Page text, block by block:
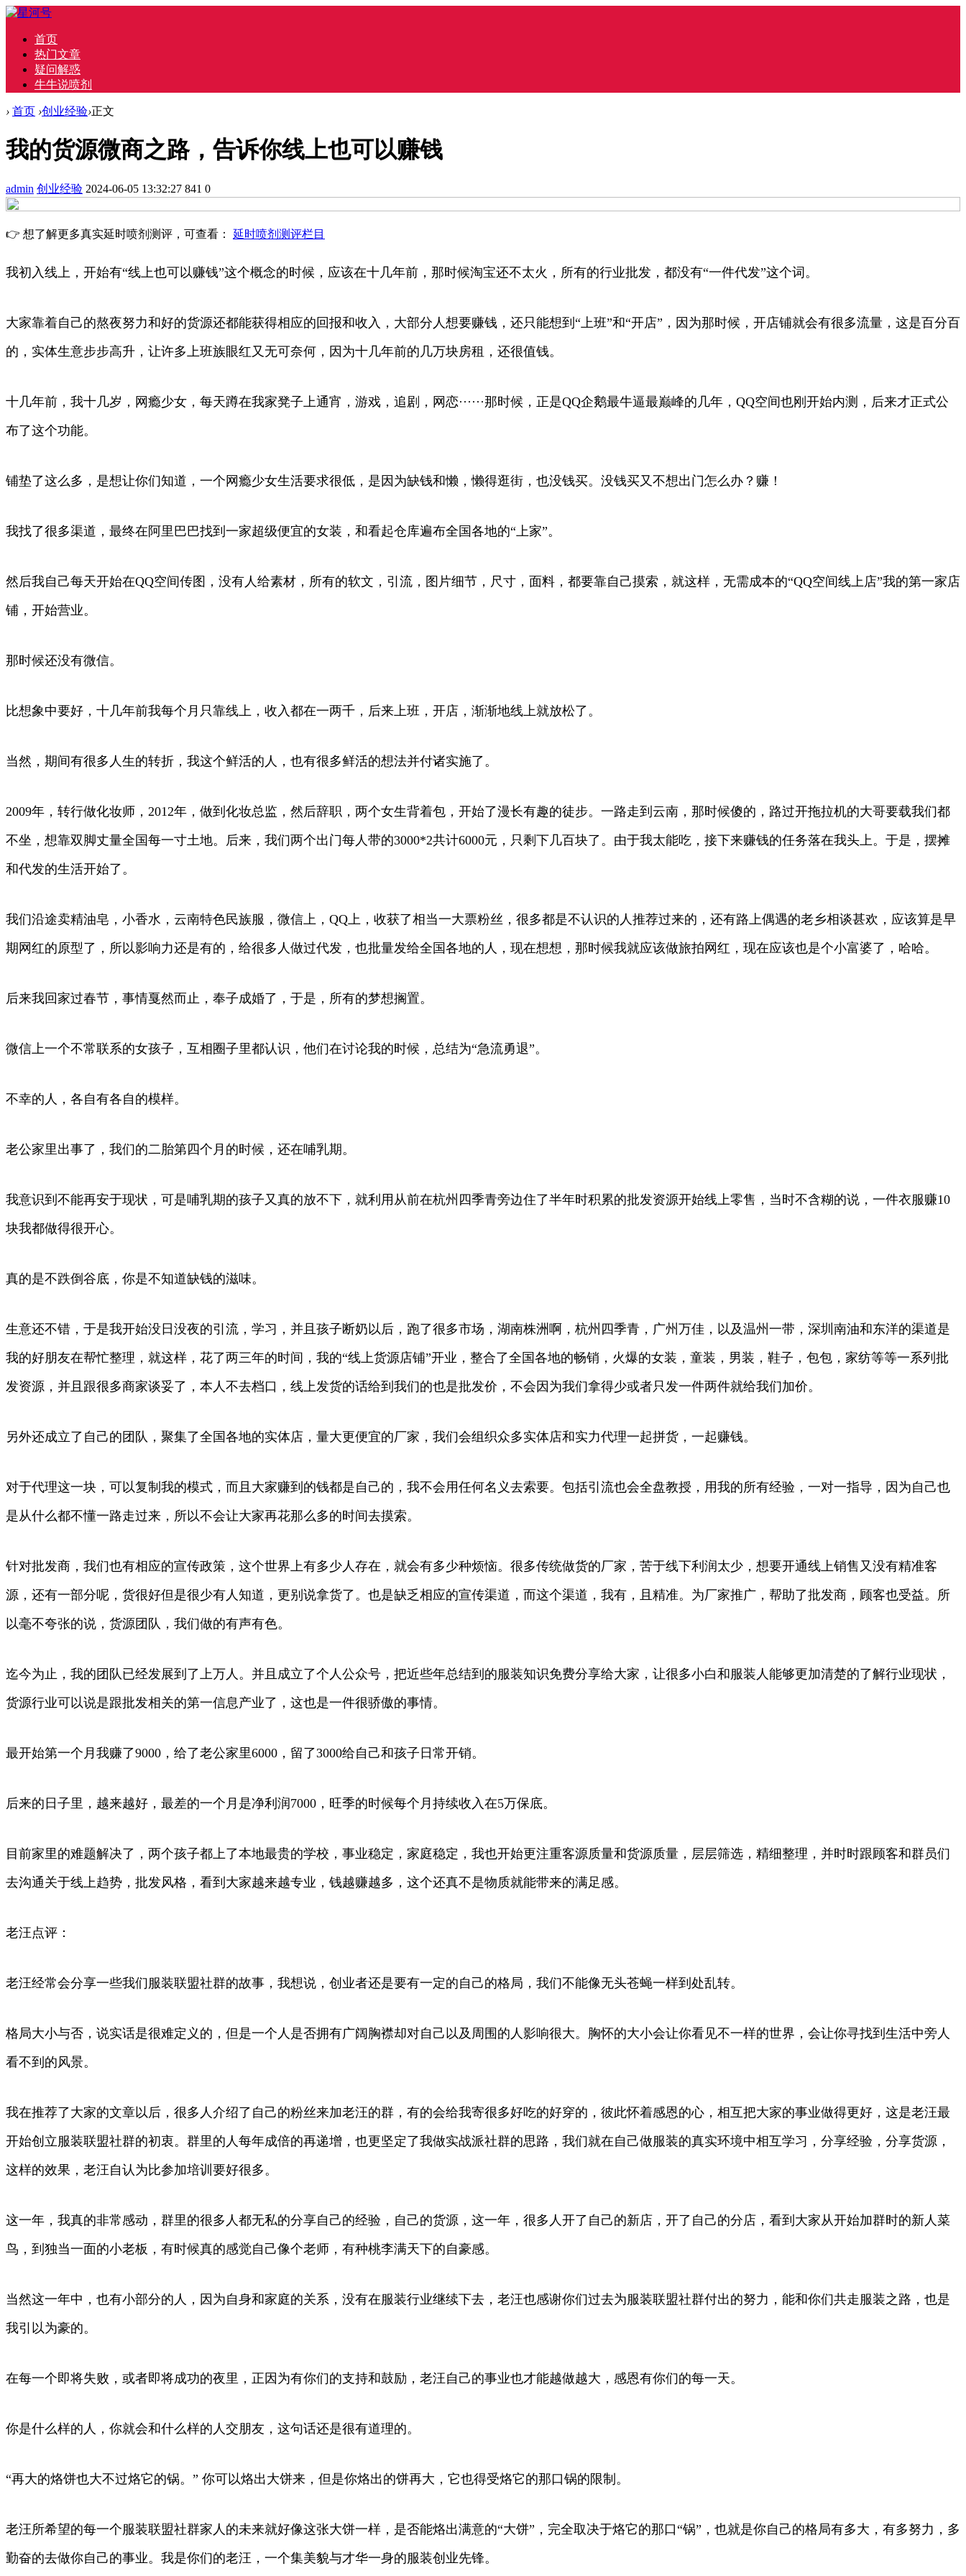
首页
热门文章
疑问解惑
牛牛说喷剂
› 首页 ›创业经验›正文
我的货源微商之路，告诉你线上也可以赚钱
admin 创业经验 2024-06-05 13:32:27 841 0
👉 想了解更多真实延时喷剂测评，可查看： 延时喷剂测评栏目
我初入线上，开始有“线上也可以赚钱”这个概念的时候，应该在十几年前，那时候淘宝还不太火，所有的行业批发，都没有“一件代发”这个词。
大家靠着自己的熬夜努力和好的货源还都能获得相应的回报和收入，大部分人想要赚钱，还只能想到“上班”和“开店”，因为那时候，开店铺就会有很多流量，这是百分百
的，实体生意步步高升，让许多上班族眼红又无可奈何，因为十几年前的几万块房租，还很值钱。
十几年前，我十几岁，网瘾少女，每天蹲在我家凳子上通宵，游戏，追剧，网恋······那时候，正是QQ企鹅最牛逼最巅峰的几年，QQ空间也刚开始内测，后来才正式公
布了这个功能。
铺垫了这么多，是想让你们知道，一个网瘾少女生活要求很低，是因为缺钱和懒，懒得逛街，也没钱买。没钱买又不想出门怎么办？赚！
我找了很多渠道，最终在阿里巴巴找到一家超级便宜的女装，和看起仓库遍布全国各地的“上家”。
然后我自己每天开始在QQ空间传图，没有人给素材，所有的软文，引流，图片细节，尺寸，面料，都要靠自己摸索，就这样，无需成本的“QQ空间线上店”我的第一家店
铺，开始营业。
那时候还没有微信。
比想象中要好，十几年前我每个月只靠线上，收入都在一两千，后来上班，开店，渐渐地线上就放松了。
当然，期间有很多人生的转折，我这个鲜活的人，也有很多鲜活的想法并付诸实施了。
2009年，转行做化妆师，2012年，做到化妆总监，然后辞职，两个女生背着包，开始了漫长有趣的徒步。一路走到云南，那时候傻的，路过开拖拉机的大哥要载我们都
不坐，想靠双脚丈量全国每一寸土地。后来，我们两个出门每人带的3000*2共计6000元，只剩下几百块了。由于我太能吃，接下来赚钱的任务落在我头上。于是，摆摊
和代发的生活开始了。
我们沿途卖精油皂，小香水，云南特色民族服，微信上，QQ上，收获了相当一大票粉丝，很多都是不认识的人推荐过来的，还有路上偶遇的老乡相谈甚欢，应该算是早
期网红的原型了，所以影响力还是有的，给很多人做过代发，也批量发给全国各地的人，现在想想，那时候我就应该做旅拍网红，现在应该也是个小富婆了，哈哈。
后来我回家过春节，事情戛然而止，奉子成婚了，于是，所有的梦想搁置。
微信上一个不常联系的女孩子，互相圈子里都认识，他们在讨论我的时候，总结为“急流勇退”。
不幸的人，各自有各自的模样。
老公家里出事了，我们的二胎第四个月的时候，还在哺乳期。
我意识到不能再安于现状，可是哺乳期的孩子又真的放不下，就利用从前在杭州四季青旁边住了半年时积累的批发资源开始线上零售，当时不含糊的说，一件衣服赚10
块我都做得很开心。
真的是不跌倒谷底，你是不知道缺钱的滋味。
生意还不错，于是我开始没日没夜的引流，学习，并且孩子断奶以后，跑了很多市场，湖南株洲啊，杭州四季青，广州万佳，以及温州一带，深圳南油和东洋的渠道是
我的好朋友在帮忙整理，就这样，花了两三年的时间，我的“线上货源店铺”开业，整合了全国各地的畅销，火爆的女装，童装，男装，鞋子，包包，家纺等等一系列批
发资源，并且跟很多商家谈妥了，本人不去档口，线上发货的话给到我们的也是批发价，不会因为我们拿得少或者只发一件两件就给我们加价。
另外还成立了自己的团队，聚集了全国各地的实体店，量大更便宜的厂家，我们会组织众多实体店和实力代理一起拼货，一起赚钱。
对于代理这一块，可以复制我的模式，而且大家赚到的钱都是自己的，我不会用任何名义去索要。包括引流也会全盘教授，用我的所有经验，一对一指导，因为自己也
是从什么都不懂一路走过来，所以不会让大家再花那么多的时间去摸索。
针对批发商，我们也有相应的宣传政策，这个世界上有多少人存在，就会有多少种烦恼。很多传统做货的厂家，苦于线下利润太少，想要开通线上销售又没有精准客
源，还有一部分呢，货很好但是很少有人知道，更别说拿货了。也是缺乏相应的宣传渠道，而这个渠道，我有，且精准。为厂家推广，帮助了批发商，顾客也受益。所
以毫不夸张的说，货源团队，我们做的有声有色。
迄今为止，我的团队已经发展到了上万人。并且成立了个人公众号，把近些年总结到的服装知识免费分享给大家，让很多小白和服装人能够更加清楚的了解行业现状，
货源行业可以说是跟批发相关的第一信息产业了，这也是一件很骄傲的事情。
最开始第一个月我赚了9000，给了老公家里6000，留了3000给自己和孩子日常开销。
后来的日子里，越来越好，最差的一个月是净利润7000，旺季的时候每个月持续收入在5万保底。
目前家里的难题解决了，两个孩子都上了本地最贵的学校，事业稳定，家庭稳定，我也开始更注重客源质量和货源质量，层层筛选，精细整理，并时时跟顾客和群员们
去沟通关于线上趋势，批发风格，看到大家越来越专业，钱越赚越多，这个还真不是物质就能带来的满足感。
老汪点评：
老汪经常会分享一些我们服装联盟社群的故事，我想说，创业者还是要有一定的自己的格局，我们不能像无头苍蝇一样到处乱转。
格局大小与否，说实话是很难定义的，但是一个人是否拥有广阔胸襟却对自己以及周围的人影响很大。胸怀的大小会让你看见不一样的世界，会让你寻找到生活中旁人
看不到的风景。
我在推荐了大家的文章以后，很多人介绍了自己的粉丝来加老汪的群，有的会给我寄很多好吃的好穿的，彼此怀着感恩的心，相互把大家的事业做得更好，这是老汪最
开始创立服装联盟社群的初衷。群里的人每年成倍的再递增，也更坚定了我做实战派社群的思路，我们就在自己做服装的真实环境中相互学习，分享经验，分享货源，
这样的效果，老汪自认为比参加培训要好很多。
这一年，我真的非常感动，群里的很多人都无私的分享自己的经验，自己的货源，这一年，很多人开了自己的新店，开了自己的分店，看到大家从开始加群时的新人菜
鸟，到独当一面的小老板，有时候真的感觉自己像个老师，有种桃李满天下的自豪感。
当然这一年中，也有小部分的人，因为自身和家庭的关系，没有在服装行业继续下去，老汪也感谢你们过去为服装联盟社群付出的努力，能和你们共走服装之路，也是
我引以为豪的。
在每一个即将失败，或者即将成功的夜里，正因为有你们的支持和鼓励，老汪自己的事业也才能越做越大，感恩有你们的每一天。
你是什么样的人，你就会和什么样的人交朋友，这句话还是很有道理的。
“再大的烙饼也大不过烙它的锅。” 你可以烙出大饼来，但是你烙出的饼再大，它也得受烙它的那口锅的限制。
老汪所希望的每一个服装联盟社群家人的未来就好像这张大饼一样，是否能烙出满意的“大饼”，完全取决于烙它的那口“锅”，也就是你自己的格局有多大，有多努力，多
勤奋的去做你自己的事业。我是你们的老汪，一个集美貌与才华一身的服装创业先锋。